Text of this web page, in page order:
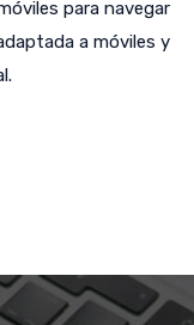
para navegar
a móviles y